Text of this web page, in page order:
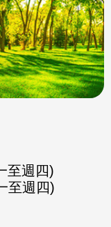
至週四)
至週四)